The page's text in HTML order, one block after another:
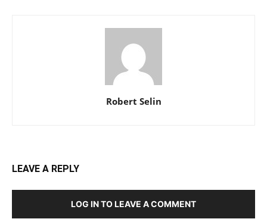
Robert Selin
LEAVE A REPLY
LOG IN TO LEAVE A COMMENT